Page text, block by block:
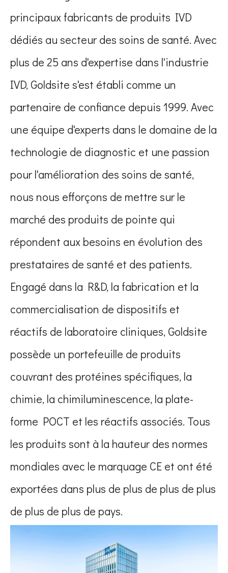
principaux fabricants de produits IVD
dédiés au secteur des soins de santé. Avec
plus de 25 ans d'expertise dans l'industrie
IVD, Goldsite s'est établi comme un
partenaire de confiance depuis 1999. Avec
une équipe d'experts dans le domaine de la
technologie de diagnostic et une passion
pour l'amélioration des soins de santé,
nous nous efforçons de mettre sur le
marché des produits de pointe qui
répondent aux besoins en évolution des
prestataires de santé et des patients.
Engagé dans la R&D, la fabrication et la
commercialisation de dispositifs et
réactifs de laboratoire cliniques, Goldsite
possède un portefeuille de produits
couvrant des protéines spécifiques, la
chimie, la chimiluminescence, la plate-
forme POCT et les réactifs associés. Tous
les produits sont à la hauteur des normes
mondiales avec le marquage CE et ont été
exportées dans plus de plus de plus de plus
de plus de plus de pays.